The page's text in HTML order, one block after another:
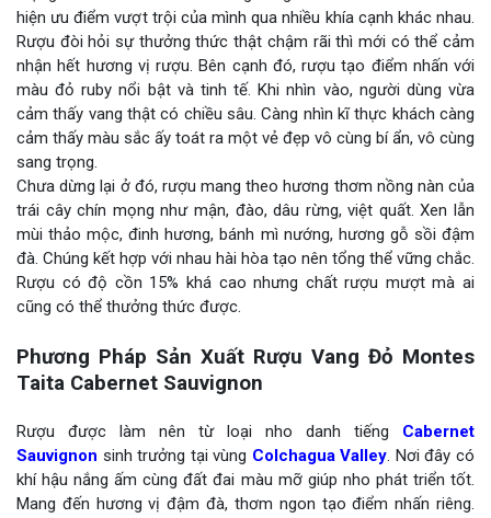
hiện ưu điểm vượt trội của mình qua nhiều khía cạnh khác nhau.
Rượu đòi hỏi sự thưởng thức thật chậm rãi thì mới có thể cảm
nhận hết hương vị rượu. Bên cạnh đó, rượu tạo điểm nhấn với
màu đỏ ruby nổi bật và tinh tế. Khi nhìn vào, người dùng vừa
cảm thấy vang thật có chiều sâu. Càng nhìn kĩ thực khách càng
cảm thấy màu sắc ấy toát ra một vẻ đẹp vô cùng bí ẩn, vô cùng
sang trọng.
Chưa dừng lại ở đó, rượu mang theo hương thơm nồng nàn của
trái cây chín mọng như mận, đào, dâu rừng, việt quất. Xen lẫn
mùi thảo mộc, đinh hương, bánh mì nướng, hương gỗ sồi đậm
đà. Chúng kết hợp với nhau hài hòa tạo nên tổng thể vững chắc.
Rượu có độ cồn 15% khá cao nhưng chất rượu mượt mà ai
cũng có thể thưởng thức được.
Phương Pháp Sản Xuất Rượu Vang Đỏ Montes
Taita Cabernet Sauvignon
Rượu được làm nên từ loại nho danh tiếng Cabernet
Sauvignon sinh trưởng tại vùng Colchagua Valley. Nơi đây có
khí hậu nắng ấm cùng đất đai màu mỡ giúp nho phát triển tốt.
Mang đến hương vị đậm đà, thơm ngon tạo điểm nhấn riêng.